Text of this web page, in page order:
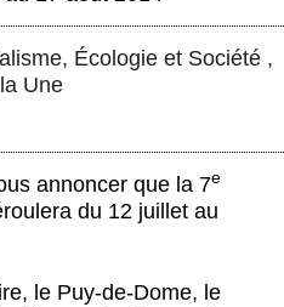
, Écologie et Société ,
Une
annoncer que la 7e
du 12 juillet au
le Puy-de-Dome, le